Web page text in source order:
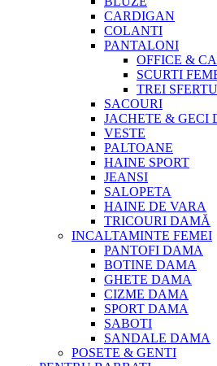
CARDIGAN
COLANTI
PANTALONI
OFFICE &
SCURTI
TREI
SACOURI
JACHETE & GECI
VESTE
PALTOANE
HAINE SPORT
JEANSI
SALOPETA
HAINE DE VARA
TRICOURI DAMĂ
INCALTAMINTE FEMEI
PANTOFI DAMA
BOTINE DAMA
GHETE DAMA
CIZME DAMA
SPORT DAMA
SABOTI
SANDALE DAMA
POSETE & GENTI